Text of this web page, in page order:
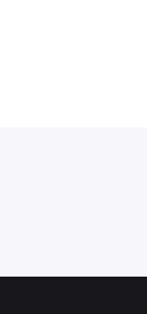
ключ,
мировой